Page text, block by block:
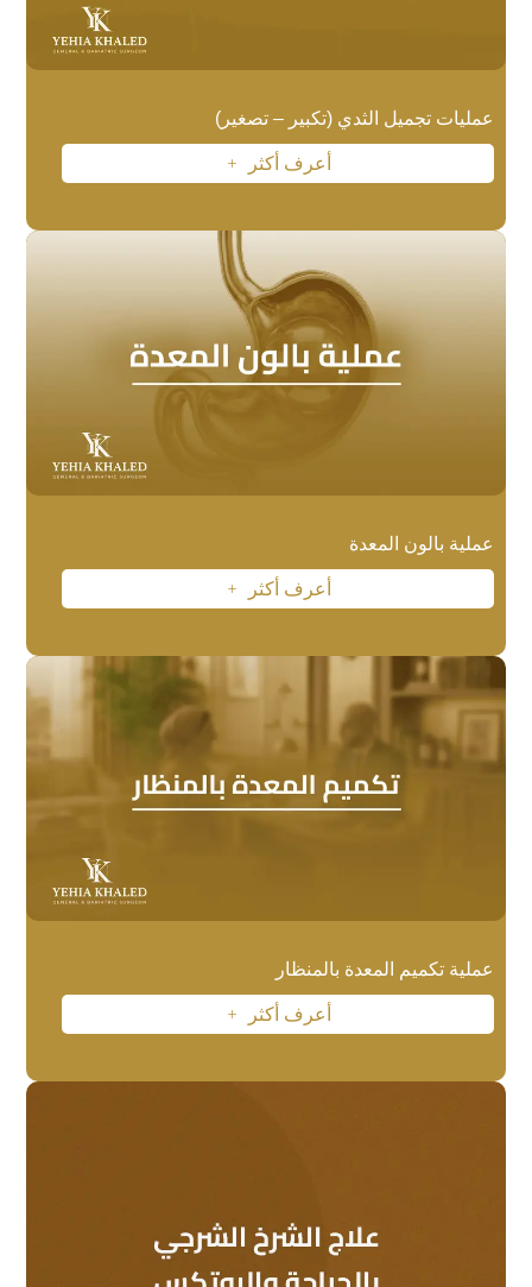
عمليات تجميل الثدي (تكبير – تصغير)
أعرف أكثر L
عملية بالون المعدة
أعرف أكثر L
عملية تكميم المعدة بالمنظار
أعرف أكثر L